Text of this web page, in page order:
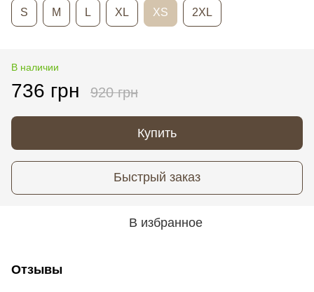
S M L ХL ХS 2ХL
В наличии
736 грн 920 грн
Купить
Быстрый заказ
В избранное
Отзывы